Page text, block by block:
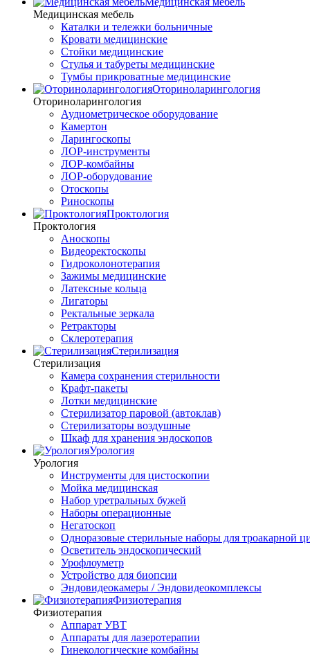
Медицинская мебель
Каталки и тележки больничные
Кровати медицинские
Стойки медицинские
Стулья и табуреты медицинские
Тумбы прикроватные медицинские
Оториноларингология
Оториноларингология
Аудиометрическое оборудование
Камертон
Ларингоскопы
ЛОР-инструменты
ЛОР-комбайны
ЛОР-оборудование
Отоскопы
Риноскопы
Проктология
Проктология
Аноскопы
Видеоректоскопы
Гидроколонотерапия
Зажимы медицинские
Латексные кольца
Лигаторы
Ректальные зеркала
Ретракторы
Склеротерапия
Стерилизация
Стерилизация
Камера сохранения стерильности
Крафт-пакеты
Лотки медицинские
Стерилизатор паровой (автоклав)
Стерилизаторы воздушные
Шкаф для хранения эндоскопов
Урология
Урология
Инструменты для цистоскопии
Мойка медицинская
Набор уретральных бужей
Наборы операционные
Негатоскоп
Одноразовые стерильные наборы для троакарной
Осветитель эндоскопический
Урофлоуметр
Устройство для биопсии
Эндовидеокамеры / Эндовидеокомплексы
Физиотерапия
Физиотерапия
Аппарат УВТ
Аппараты для лазеротерапии
Гинекологические комбайны